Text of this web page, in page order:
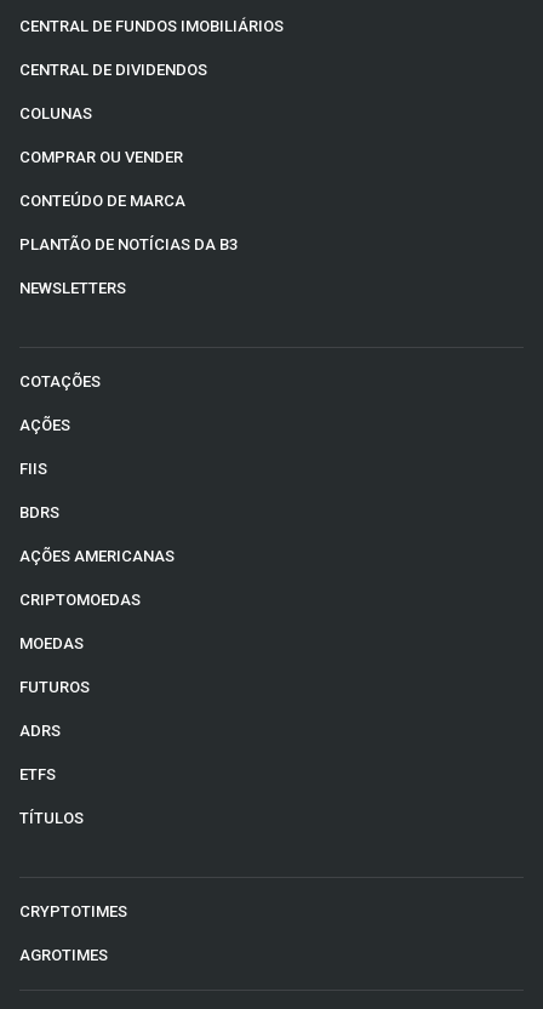
CENTRAL DE FUNDOS IMOBILIÁRIOS
CENTRAL DE DIVIDENDOS
COLUNAS
COMPRAR OU VENDER
CONTEÚDO DE MARCA
PLANTÃO DE NOTÍCIAS DA B3
NEWSLETTERS
COTAÇÕES
AÇÕES
FIIS
BDRS
AÇÕES AMERICANAS
CRIPTOMOEDAS
MOEDAS
FUTUROS
ADRS
ETFS
TÍTULOS
CRYPTOTIMES
AGROTIMES